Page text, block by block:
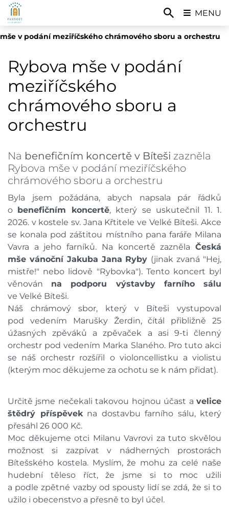
v podání meziříčského chrámového sboru a orchestru
Rybova mše v podání
meziříčského
chrámového sboru a
orchestru
Na benefičním koncertě v Bíteši zazněla
Rybova mše v podání meziříčského
chrámového sboru a orchestru
Byla jsem požádána, abych napsala pár řádků
o
benefičním koncertě, který se uskutečnil 11. 1.
2026. v kostele sv. Jana Křtitele ve Velké Bíteši. Akce
se konala pod záštitou místního pana faráře Milana
Vavra a jeho farníků. Na koncertě zazněla Česká
mše vánoční Jakuba Jana Ryby (jinak zvaná "Hej,
mistře!" nebo lidově "Rybovka"). Tento koncert byl
věnován na podporu výstavby farního sálu
ve Velké Bíteši.
Náš chrámový sbor, který v Bíteši vystupoval
pod vedením Marušky Žerdin, čítál přibližně 25
úžasných zpěváků a zpěvaček a asi 9-ti členný
orchestr pod vedením Marka Slaného. Pro tuto akci
se náš orchestr rozšířil o violoncellistku a violistu
(kterým moc děkujeme za ochotu se k nám přidat).
Určitě jsme nečekali takovou hojnou účast a velice
štědrý příspěvekna dostavbu farního sálu, který
přesáhl 26 000 Kč.
Moc děkujeme otci Milanu Vavrovi za tuto skvělou
možnost si zazpívat v nádherných prostorách
Bítešského kostela. Myslím, že mohu za celé naše
hudební těleso říct, že jsme si to moc užili
a podle zpětné vazby od spousty lidí se zdá, že si to
užilo i obecenstvo a přesně to byl účel.
MENU